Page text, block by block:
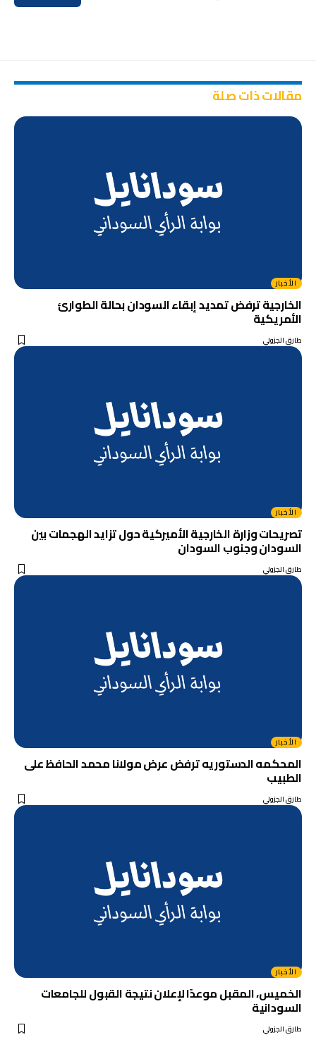
مقالات ذات صلة
الأخبار
الخارجية ترفض تمديد إبقاء السودان بحالة الطوارئ
الأمريكية
طارق الجزولي
الأخبار
تصريحات وزارة الخارجية الأميركية حول تزايد الهجمات بين
السودان وجنوب السودان
طارق الجزولي
الأخبار
المحكمه الدستوريه ترفض عرض مولانا محمد الحافظ على
الطبيب
طارق الجزولي
الأخبار
الخميس، المقبل موعدًا لإعلان نتيجة القبول للجامعات
السودانية
طارق الجزولي